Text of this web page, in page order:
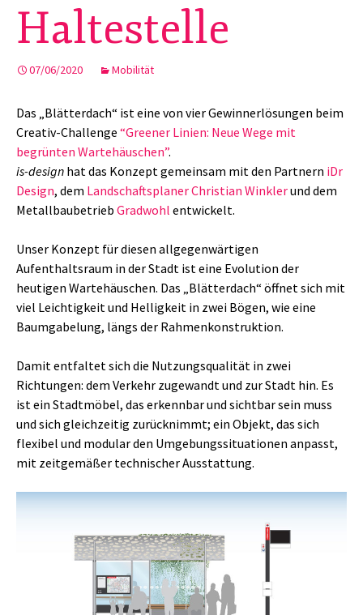
Haltestelle
07/06/2020 Mobilität
Das „Blätterdach“ ist eine von vier Gewinnerlösungen beim
Creativ-Challenge “Greener Linien: Neue Wege mit
begrünten Wartehäuschen”.
is-design hat das Konzept gemeinsam mit den Partnern iDr
Design, dem Landschaftsplaner Christian Winklerund dem
Metallbaubetrieb Gradwohl entwickelt.
Unser Konzept für diesen allgegenwärtigen
Aufenthaltsraum in der Stadt ist eine Evolution der
heutigen Wartehäuschen. Das „Blätterdach“ öffnet sich mit
viel Leichtigkeit und Helligkeit in zwei Bögen, wie eine
Baumgabelung, längs der Rahmenkonstruktion.
Damit entfaltet sich die Nutzungsqualität in zwei
Richtungen: dem Verkehr zugewandt und zur Stadt hin. Es
ist ein Stadtmöbel, das erkennbar und sichtbar sein muss
und sich gleichzeitig zurücknimmt; ein Objekt, das sich
flexibel und modular den Umgebungssituationen anpasst,
mit zeitgemäßer technischer Ausstattung.